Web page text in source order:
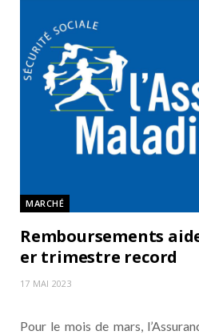
MARCHÉ
Remboursements
er trimestre record
17 MAI 2023
Pour le mois de mars,